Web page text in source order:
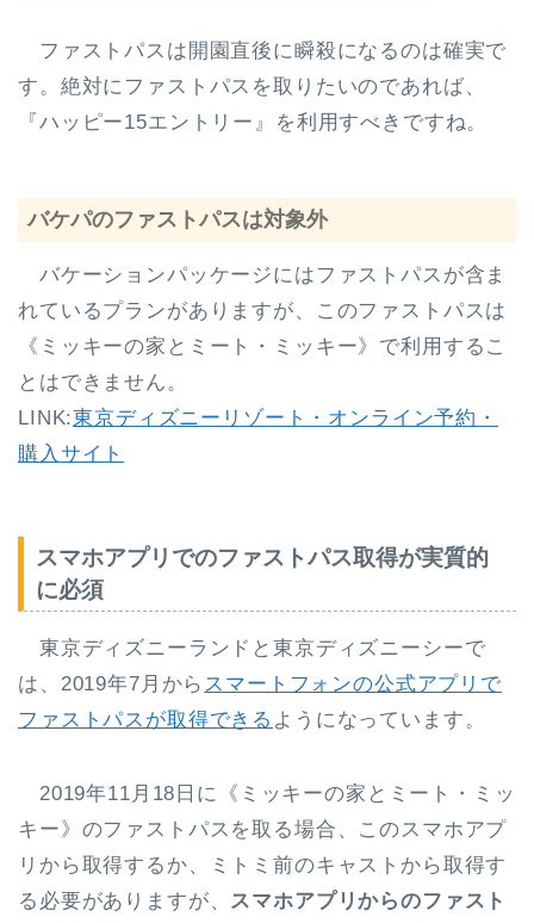
ファストパスは開園直後に瞬殺になるのは確実で
す。絶対にファストパスを取りたいのであれば、
『ハッピー15エントリー』を利用すべきですね。
バケパのファストパスは対象外
バケーションパッケージにはファストパスが含ま
れているプランがありますが、このファストパスは
《ミッキーの家とミート・ミッキー》で利用するこ
とはできません。
LINK:東京ディズニーリゾート・オンライン予約・
購入サイト
スマホアプリでのファストパス取得が実質的
に必須
東京ディズニーランドと東京ディズニーシーで
は、2019年7月から スマートフォンの公式アプリで
ファストパスが取得できる ようになっています。
2019年11月18日に《ミッキーの家とミート・ミッ
キー》のファストパスを取る場合、このスマホアプ
リから取得するか、ミトミ前のキャストから取得す
る必要がありますが、 スマホアプリからのファスト